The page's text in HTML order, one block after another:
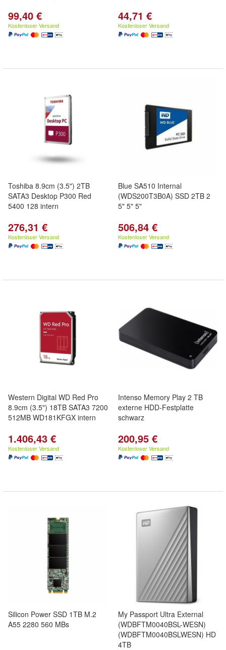
99,40 €
Kostenloser Versand
44,71 €
Kostenloser Versand
Toshiba 8.9cm (3.5") 2TB
SATA3 Desktop P300 Red
5400 128 intern
276,31 €
Kostenloser Versand
Blue SA510 Internal
(WDS200T3B0A) SSD 2TB 2
5" 5" 5"
506,84 €
Kostenloser Versand
Western Digital WD Red Pro
8.9cm (3.5") 18TB SATA3 7200
512MB WD181KFGX intern
1.406,43 €
Kostenloser Versand
Intenso Memory Play 2 TB
externe HDD-Festplatte
schwarz
200,95 €
Kostenloser Versand
Silicon Power SSD 1TB M.2
A55 2280 560 MBs
My Passport Ultra External
(WDBFTM0040BSL-WESN)
(WDBFTM0040BSLWESN) HD
4TB